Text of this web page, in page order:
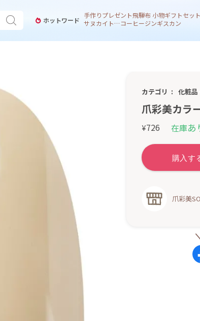
ホットワード
手作りプレゼント飛騨布 小物ギフトセット
サヌカイト 風鈴コーヒージンギスカン
カテゴリ 化粧品
爪彩美カラ
¥726 在庫あ
爪彩美